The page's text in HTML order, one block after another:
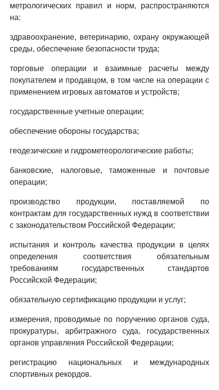
метрологических правил и норм, распространяются
на:
здравоохранение, ветеринарию, охрану окружающей
среды, обеспечение безопасности труда;
торговые операции и взаимные расчеты между
покупателем и продавцом, в том числе на операции с
применением игровых автоматов и устройств;
государственные учетные операции;
обеспечение обороны государства;
геодезические и гидрометеорологические работы;
банковские, налоговые, таможенные и почтовые
операции;
производство продукции, поставляемой по
контрактам для государственных нужд в соответствии
с законодательством Российской Федерации;
испытания и контроль качества продукции в целях
определения соответствия обязательным
требованиям государственных стандартов
Российской Федерации;
обязательную сертификацию продукции и услуг;
измерения, проводимые по поручению органов суда,
прокуратуры, арбитражного суда, государственных
органов управления Российской Федерации;
регистрацию национальных и международных
спортивных рекордов.